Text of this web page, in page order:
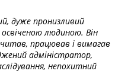
дуже пронизливий
людиною. Він
читав, працював і вимагав
адміністратор,
непохитний